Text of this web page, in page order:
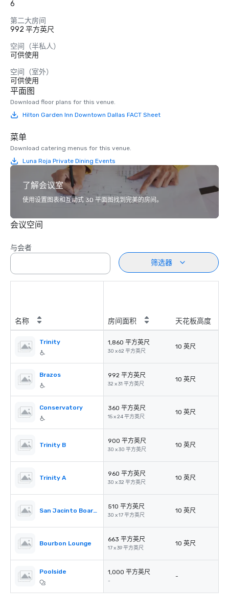
6
第二大房间
992 平方英尺
空间（半私人）
可供使用
空间（室外）
可供使用
平面图
Download floor plans for this venue.
Hilton Garden Inn Downtown Dallas FACT Sheet
菜单
Download catering menus for this venue.
Luna Roja Private Dining Events
了解会议室
使用设置图表和互动式 3D 平面图找到完美的房间。
会议空间
与会者
筛选器
名称 房间面积 天花板高度
Trinity 1,860 平方英尺
30 x 62 平方英尺
10 英尺
Brazos 992 平方英尺
32 x 31 平方英尺
10 英尺
Conservatory 360 平方英尺
15 x 24 平方英尺
10 英尺
Trinity B
900 平方英尺
30 x 30 平方英尺
10 英尺
Trinity A
960 平方英尺
30 x 32 平方英尺
10 英尺
San Jacinto Boardroom
510 平方英尺
30 x 17 平方英尺
10 英尺
Bourbon Lounge
663 平方英尺
17 x 39 平方英尺
10 英尺
Poolside 1,000 平方英尺
-
-